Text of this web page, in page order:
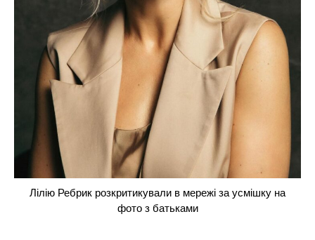
Лілію Ребрик розкритикували в мережі за усмішку на
фото з батьками